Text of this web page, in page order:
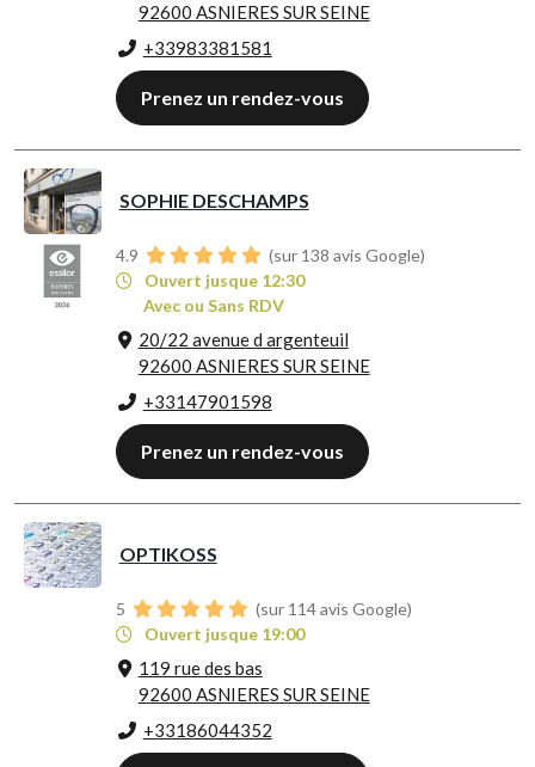
92600 ASNIERES SUR SEINE
+33983381581
Prenez un rendez-vous
SOPHIE DESCHAMPS
4.9
(sur 138 avis Google)
Ouvert jusque 12:30
Avec ou Sans RDV
20/22 avenue d argenteuil
92600 ASNIERES SUR SEINE
+33147901598
Prenez un rendez-vous
OPTIKOSS
5
(sur 114 avis Google)
Ouvert jusque 19:00
119 rue des bas
92600 ASNIERES SUR SEINE
+33186044352